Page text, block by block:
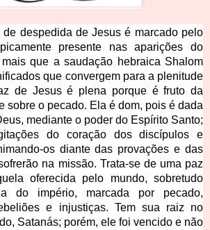
despedida de Jesus é marcado pelo
presente nas aparições do
que a saudação hebraica Shalom
que convergem para a plenitude
de Jesus é plena porque é fruto da
sobre o pecado. Ela é dom, pois é dada
mediante o poder do Espírito Santo;
do coração dos discípulos e
os diante das provações e das
na missão. Trata-se de uma paz
oferecida pelo mundo, sobretudo
do império, marcada por pecado,
e injustiças. Tem sua raiz no
Satanás; porém, ele foi vencido e não